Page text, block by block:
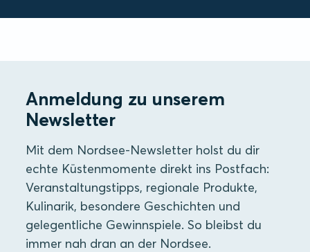
Anmeldung zu unserem
Newsletter
Mit dem Nordsee-Newsletter holst du dir
echte Küstenmomente direkt ins Postfach:
Veranstaltungstipps, regionale Produkte,
Kulinarik, besondere Geschichten und
gelegentliche Gewinnspiele. So bleibst du
immer nah dran an der Nordsee.